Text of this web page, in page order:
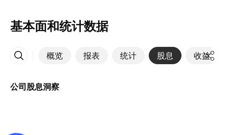
基本面和统计数据
概览 报表 统计 股息 收益
更多
公司股息洞察